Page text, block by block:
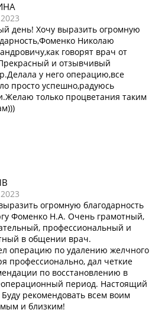
день! Хочу выразить огромную
Николаю
говорят врач от
и отзывчивый
у него операцию,все
просто успешно,радуюсь
только процветания таким
огромную благодарность
Фоменко Н.А. Очень грамотный,
профессиональный и
в общении врач.
операцию по удалению желчного
профессионально, дал четкие
по восстановлению в
период. Настоящий
рекомендовать всем воим
и близким!